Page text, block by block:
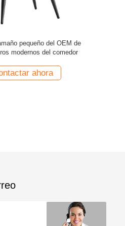
tapizados de cuero de
cocina y del comedor
ahora